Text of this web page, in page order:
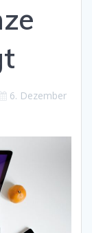
6. Dezember